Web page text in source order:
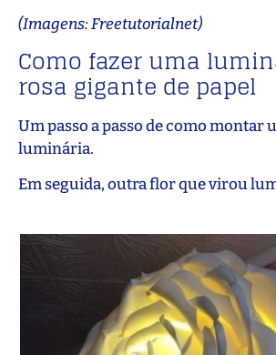
(Imagens: Freetutorialnet)
Como fazer uma
rosa gigante de papel
Um passo a passo de como montar
luminária.
Em seguida, outra flor que virou